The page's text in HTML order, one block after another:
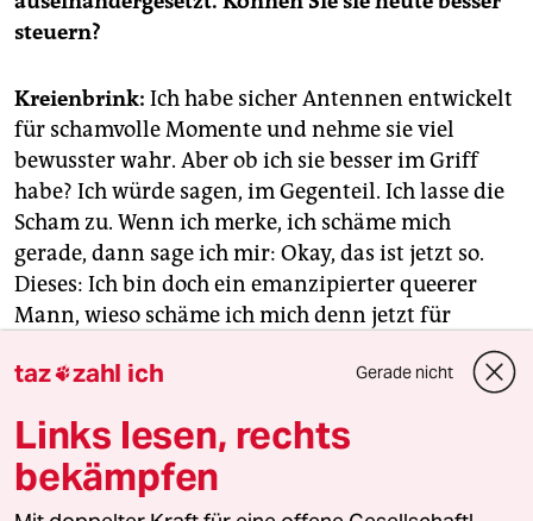
steuern?
Kreienbrink: Ich habe sicher Antennen entwickelt
für schamvolle Momente und nehme sie viel
bewusster wahr. Aber ob ich sie besser im Griff
habe? Ich würde sagen, im Gegenteil. Ich lasse die
Scham zu. Wenn ich merke, ich schäme mich
gerade, dann sage ich mir: Okay, das ist jetzt so.
Dieses: Ich bin doch ein emanzipierter queerer
Mann, wieso schäme ich mich denn jetzt für
meinen Körper? Das macht es nur schlimmer. Ich
schäme mich nicht mehr für die Scham.
Die Engagierten stärken
taz zahl ich Gerade nicht
Links lesen, rechts
bekämpfen